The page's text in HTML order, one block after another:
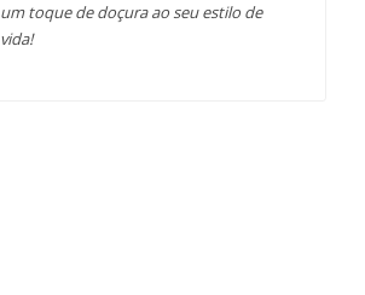
um toque de doçura ao seu estilo de
vida!